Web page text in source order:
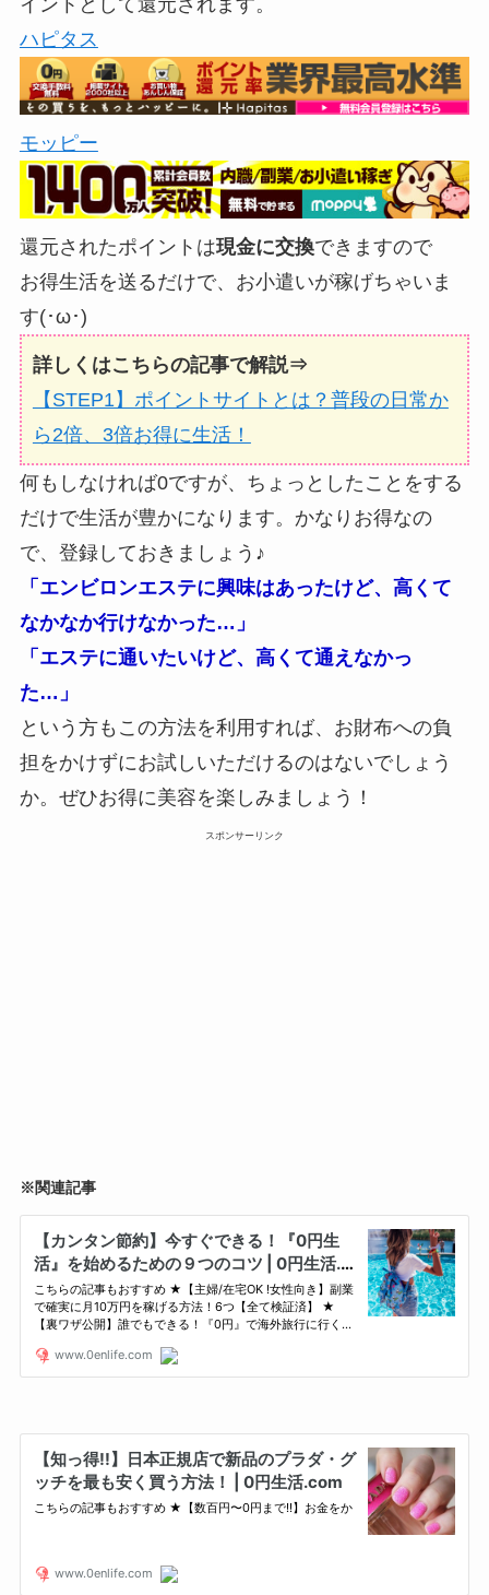
イントとして還元されます。
ハピタス
モッピー
還元されたポイントは現金に交換できますので
お得生活を送るだけで、お小遣いが稼げちゃいま
す(･ω･)
詳しくはこちらの記事で解説⇒
【STEP1】ポイントサイトとは？普段の日常か
ら2倍、3倍お得に生活！
何もしなければ0ですが、ちょっとしたことをする
だけで生活が豊かになります。かなりお得なの
で、登録しておきましょう♪
「エンビロンエステに興味はあったけど、高くて
なかなか行けなかった…」
「エステに通いたいけど、高くて通えなかっ
た…」
という方もこの方法を利用すれば、お財布への負
担をかけずにお試しいただけるのはないでしょう
か。ぜひお得に美容を楽しみましょう！
スポンサーリンク
※関連記事